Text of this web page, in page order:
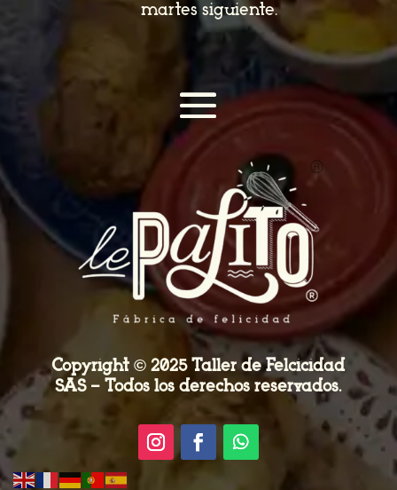
martes siguiente.
Copyright © 2025 Taller de Felcicidad
SAS – Todos los derechos reservados.